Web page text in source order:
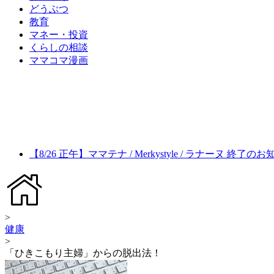
どうぶつ
教育
マネー・投資
くらしの相談
ママコマ漫画
【8/26 正午】ママテナ / Merkystyle / ラナーヌ 終了のお
>
健康
>
「ひきこもり主婦」からの脱出法！